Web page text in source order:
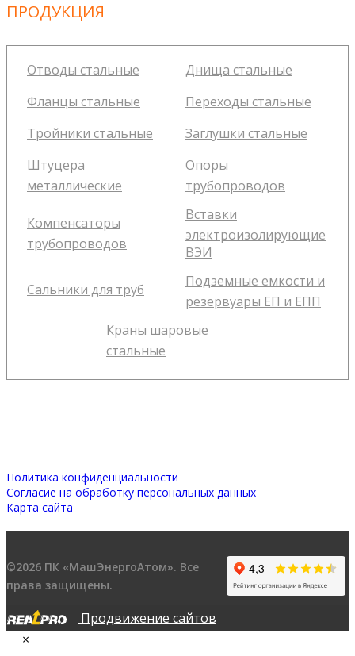
ПРОДУКЦИЯ
Отводы стальные
Днища стальные
Фланцы стальные
Переходы стальные
Тройники стальные
Заглушки стальные
Штуцера
металлические
Опоры
трубопроводов
Компенсаторы
трубопроводов
Вставки
электроизолирующие
ВЭИ
Сальники для труб
Подземные емкости и
резервуары ЕП и ЕПП
Краны шаровые
стальные
Политика конфиденциальности
Согласие на обработку персональных данных
Карта сайта
©2026 ПК «МашЭнергоАтом». Все
права защищены.
Продвижение сайтов
×